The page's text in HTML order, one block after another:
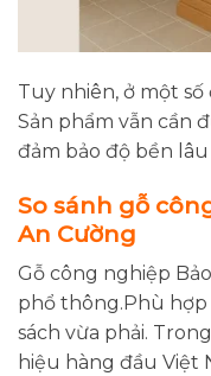
Tuy nhiên, ở một
Sản phẩm vẫn cần
đảm bảo độ bền lâu
So sánh gỗ
An Cường
Gỗ công nghiệp
phổ thông.Phù
sách vừa phải.
hiệu hàng đầu Việt